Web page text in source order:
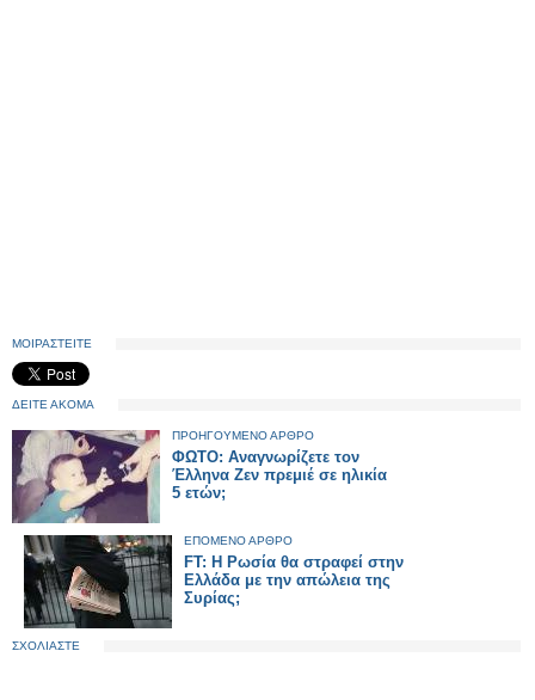
ΜΟΙΡΑΣΤΕΙΤΕ
ΔΕΙΤΕ ΑΚΟΜΑ
ΠΡΟΗΓΟΥΜΕΝΟ ΑΡΘΡΟ
ΦΩΤΟ: Αναγνωρίζετε τον
Έλληνα Ζεν πρεμιέ σε ηλικία
5 ετών;
ΕΠΟΜΕΝΟ ΑΡΘΡΟ
FT: H Ρωσία θα στραφεί στην
Ελλάδα με την απώλεια της
Συρίας;
ΣΧΟΛΙΑΣΤΕ